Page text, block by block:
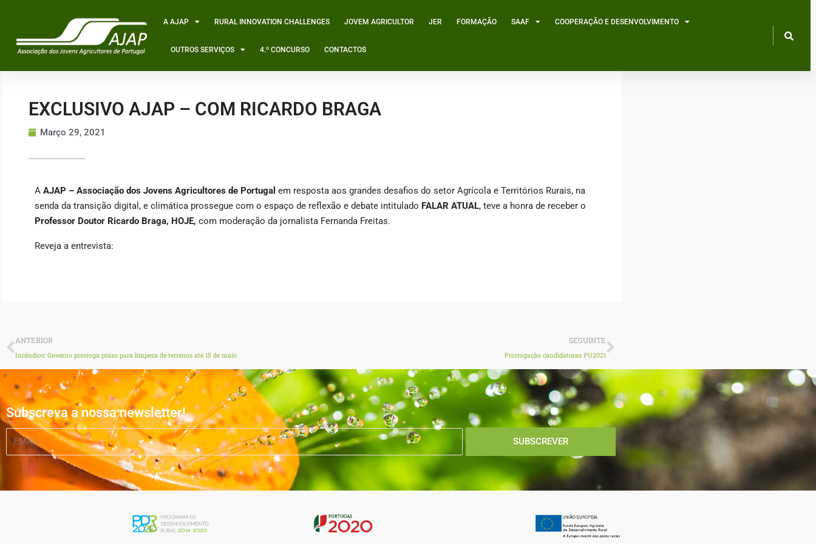
content
A AJAP RURAL INNOVATION CHALLENGES JOVEM AGRICULTOR JER FORMAÇÃO SAAF COOPERAÇÃO E DESENVOLVIMENTO
OUTROS SERVIÇOS 4.º CONCURSO CONTACTOS
EXCLUSIVO AJAP – COM RICARDO BRAGA
Março 29, 2021
A AJAP – Associação dos Jovens Agricultores de Portugal em resposta aos grandes desafios do setor Agrícola e Territórios Rurais, na
senda da transição digital, e climática prossegue com o espaço de reflexão e debate intitulado FALAR ATUAL, teve a honra de receber o
Professor Doutor Ricardo Braga, HOJE, com moderação da jornalista Fernanda Freitas.
Reveja a entrevista:
Prev
ANTERIOR
Incêndios: Governo prorroga prazo para limpeza de terrenos até 15 de maio
SEGUINTE
Prorrogação candidaturas PU2021
Next
Subscreva a nossa newsletter!
EMAIL
SUBSCREVER